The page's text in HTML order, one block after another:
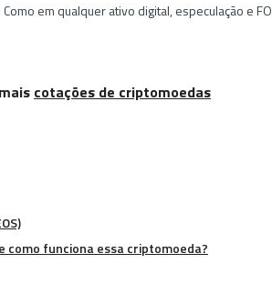
em qualquer ativo digital, especulação e
cotações de criptomoedas
como funciona essa criptomoeda?